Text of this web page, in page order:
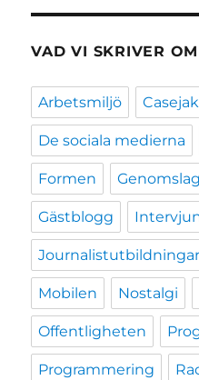
VAD VI SKRIVER OM
Arbetsmiljö
De sociala medierna
Formen
Gästblogg
Journalistutbildningar
Mobilen Nostalgi
Offentligheten
Programmering